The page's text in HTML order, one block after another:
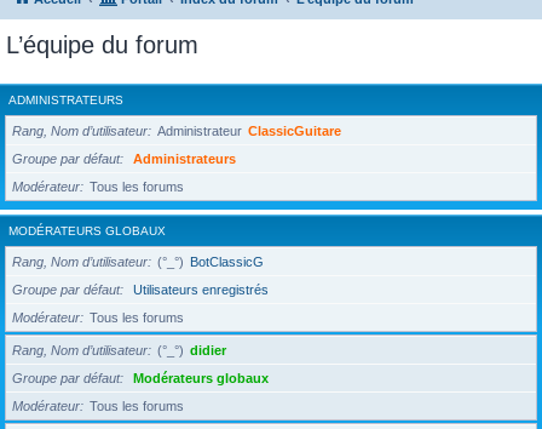
L’équipe du forum
ADMINISTRATEURS
Rang, Nom d’utilisateur Administrateur ClassicGuitare
Groupe par défaut
Administrateurs
Modérateur
Tous les forums
MODÉRATEURS GLOBAUX
Rang, Nom d’utilisateur (°_°) BotClassicG
Groupe par défaut
Utilisateurs enregistrés
Modérateur
Tous les forums
Rang, Nom d’utilisateur (°_°) didier
Groupe par défaut
Modérateurs globaux
Modérateur
Tous les forums